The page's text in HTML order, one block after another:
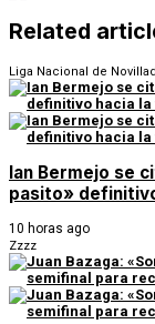
Related
Liga Nacional de
Ian Bermejo se
pasito»
10 horas ago
Zzzz